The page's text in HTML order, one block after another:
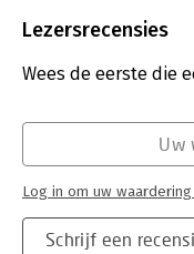
Uitgever:
Verschijningsdatum:
Lezersrecensies
Wees de eerste die
Schrijf een
Uw
Log in om uw